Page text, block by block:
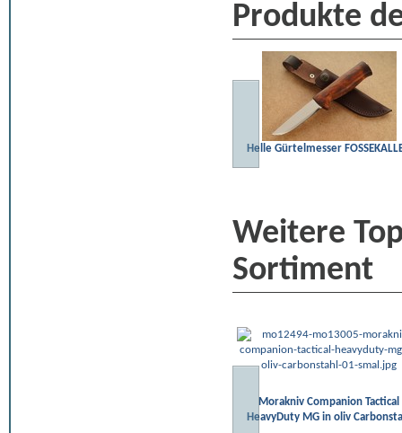
Produkte
Helle Gürtelmesser
Weitere
Sortiment
Morakniv Companion Tactical
HeavyDuty MG in oliv